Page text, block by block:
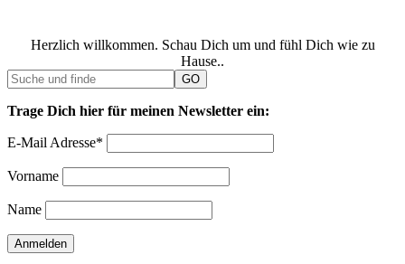
Herzlich willkommen. Schau Dich um und fühl Dich wie zu
Hause..
Trage Dich hier für meinen Newsletter ein:
E-Mail Adresse*
Vorname
Name